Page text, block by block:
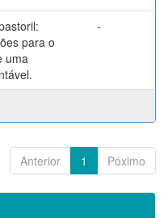
para o
uma
-
Anterior 1 Póximo